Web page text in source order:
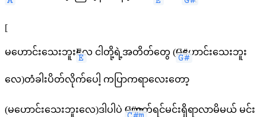
[
မဟောင်းသေးဘူးE
လေ ငါတို့ရဲ့အတိတ်တွေ (G#
မဟောင်းသေးဘူး
လေ)တံခါးပိတ်လိုက်ပေါ့ ကပြာကရာလေးတော့
(မဟောင်းသေးဘူးလေ)ဒါပါပဲ C#m
မဟုတ်ရင်မင်းရှိရာလာမိမယ် မင်း